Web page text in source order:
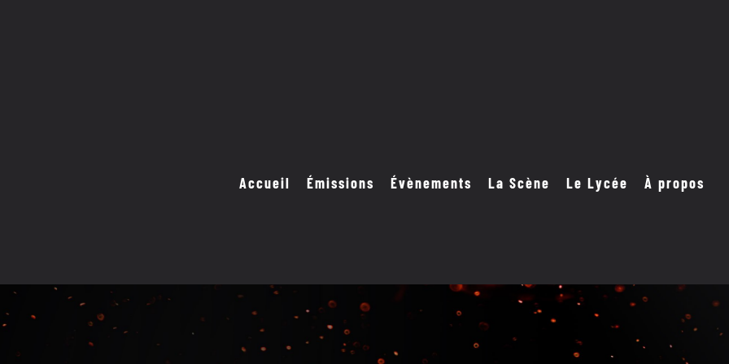
Accueil Émissions Évènements La Scène Le Lycée À propos